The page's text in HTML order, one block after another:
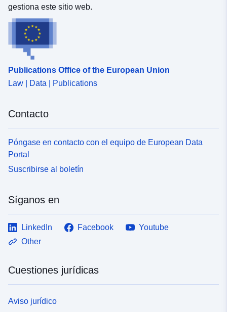
gestiona este sitio web.
Publications Office of the European Union
Law | Data | Publications
Contacto
Póngase en contacto con el equipo de European Data
Portal
Suscribirse al boletín
Síganos en
LinkedIn Facebook
Youtube
Other
Cuestiones jurídicas
Aviso jurídico